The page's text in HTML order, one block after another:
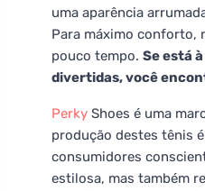
uma aparência
Para máximo conforto,
pouco tempo. Se está
divertidas, você
Perky Shoes é uma
produção destes tênis
consumidores
estilosa, mas também